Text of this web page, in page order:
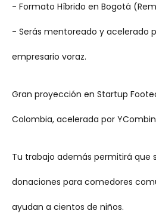
- Formato Híbrido en Bogotá
- Serás mentoreado y acelerado
empresario voraz.
Gran proyección en Startup
Colombia, acelerada por
Tu trabajo además permitirá que
donaciones para comedores
ayudan a cientos de niños.